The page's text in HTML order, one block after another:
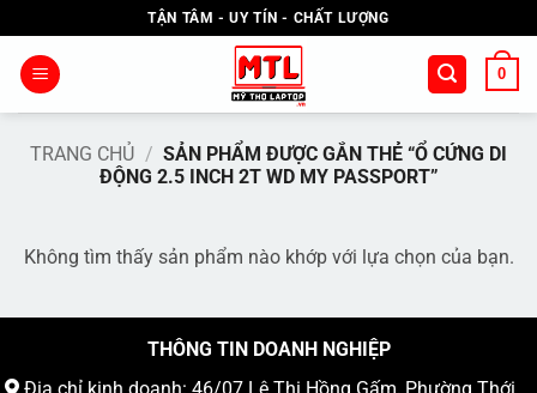
qua
nội
TẬN TÂM - UY TÍN - CHẤT LƯỢNG
0
TRANG CHỦ / SẢN PHẨM ĐƯỢC GẮN THẺ “Ổ CỨNG DI
ĐỘNG 2.5 INCH 2T WD MY PASSPORT”
Không tìm thấy sản phẩm nào khớp với lựa chọn của bạn.
THÔNG TIN DOANH NGHIỆP